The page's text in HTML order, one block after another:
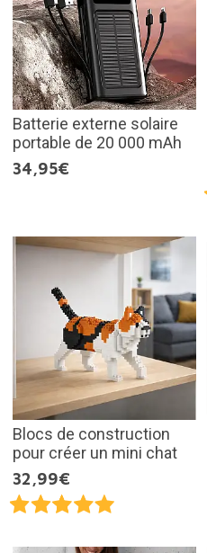
Batterie externe solaire
portable de 20 000 mAh
34,95€
Blocs de construction
pour créer un mini chat
32,99€